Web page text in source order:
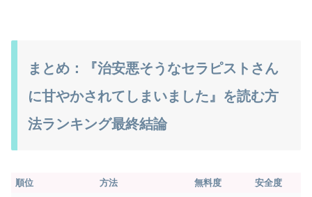
まとめ：『治安悪そうなセラピストさん
に甘やかされてしまいました』を読む方
法ランキング最終結論
順位 方法 無料度
安全度